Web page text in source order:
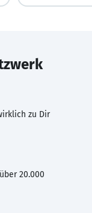
zu Dir
20.000